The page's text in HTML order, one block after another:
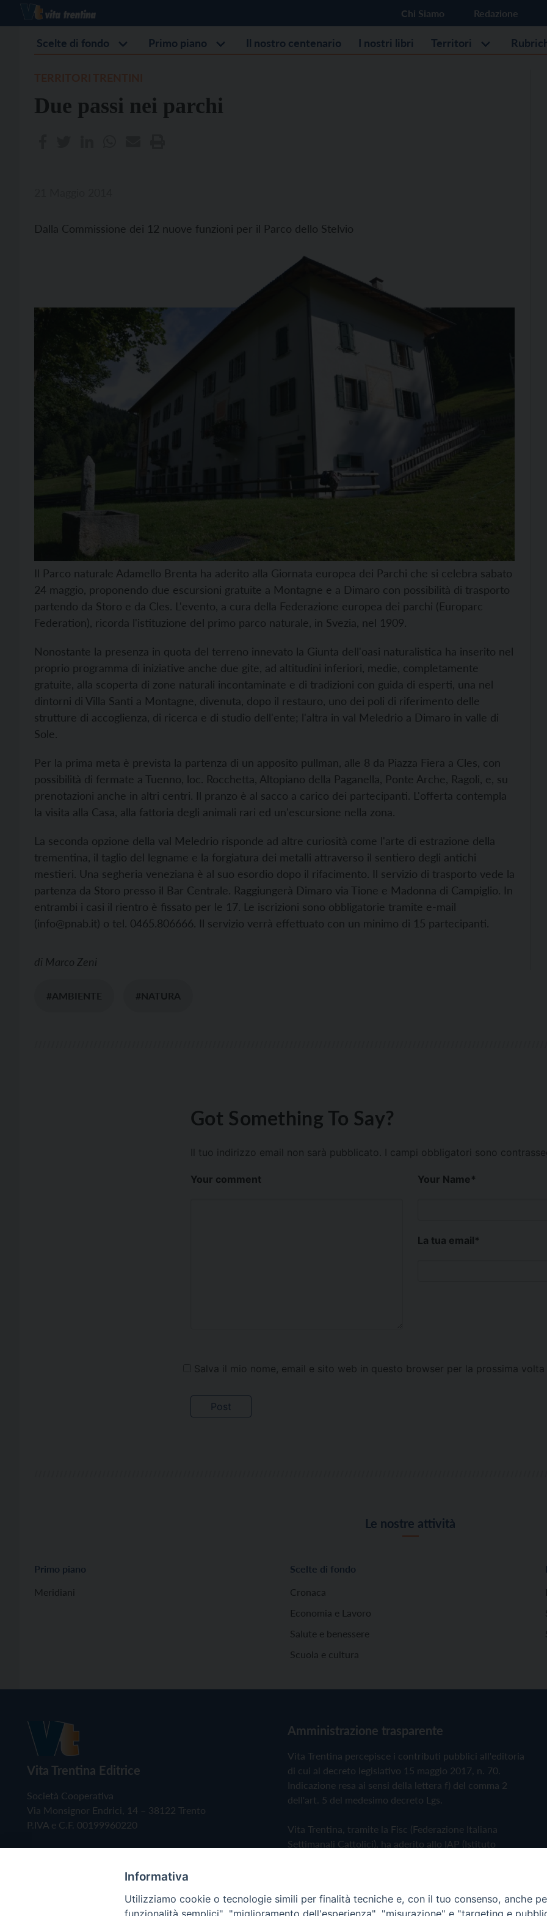
Chi Siamo Redazione
Scelte di fondo Primo piano Il nostro centenario I nostri libri Territori
Due passi nei parchi
Dalla Commissione dei 12 nuove funzioni per il Parco dello Stelvio
Il Parco naturale Adamello Brenta ha aderito alla Giornata europea dei Parchi che si celebra sabato
24 maggio, proponendo due escursioni gratuite a Montagne e a Dimaro con possibilità di trasporto
partendo da Storo e da Cles. L'evento, a cura della Federazione europea dei parchi (Europarc
Federation), ricorda l'istituzione del primo parco naturale, in Svezia, nel 1909.
Nonostante la presenza in quota del terreno innevato la Giunta dell'oasi naturalistica ha inserito nel
proprio programma di iniziative anche due gite, ad altitudini inferiori, medie, completamente
gratuite, alla scoperta di zone naturali incontaminate e di tradizioni con guida di esperti, una nel
dintorni di Villa Santi a Montagne, divenuta, dopo il restauro, uno dei poli di riferimento delle
strutture di accoglienza, di ricerca e di studio dell'ente; l'altra in val Meledrio a Dimaro in valle di
Sole.
Per la prima meta è prevista la partenza di un apposito pullman, alle 8 da Piazza Fiera a Cles, con
possibilità di fermate a Tuenno, loc. Rocchetta, Altopiano della Paganella, Ponte Arche, Ragoli, e, su
prenotazioni anche in altri centri. Il pranzo è al sacco a carico dei partecipanti. L'offerta contempla
la visita alla Casa, alla fattoria degli animali rari ed un'escursione nella zona.
La seconda opzione della val Meledrio risponde ad altre curiosità come l'arte di estrazione della
trementina, il taglio del legname e la forgiatura dei metalli attraverso il sentiero degli antichi
mestieri. Una segheria veneziana è al suo esordio dopo il rifacimento. Il servizio di trasporto vede la
partenza da Storo presso il Bar Centrale. Raggiungerà Dimaro via Tione e Madonna di Campiglio. In
entrambi i casi il rientro è fissato per le 17. Le iscrizioni sono obbligatorie tramite e-mail
(info@pnab.it) o tel. 0465.806666. Il servizio verrà effettuato con un minimo di 15 partecipanti.
di Marco Zeni
#AMBIENTE #NATURA
Got Something To Say?
Il tuo indirizzo email non sarà pubblicato. I campi obbligatori sono
Your comment Your Name*
La tua email*
Salva il mio nome, email e sito web in questo browser per la prossima volta
Le nostre attività
Primo piano
Meridiani
Scelte di fondo
Cronaca
Economia e Lavoro
Salute e benessere
Scuola e cultura
Vita Trentina Editrice
Società Cooperativa
Via Monsignor Endrici, 14 – 38122 Trento
P.IVA e C.F. 00199960220
Amministrazione trasparente
Vita Trentina percepisce i contributi pubblici all'editoria
di cui al decreto legislativo 15 maggio 2017, n. 70.
Indicazione resa ai sensi della lettera f) del comma 2
dell'art. 5 del medesimo decreto Lgs.
Vita Trentina, tramite la Fisc (Federazione Italiana
Settimanali Cattolici), ha aderito allo IAP (Istituto
Privacy Policy Cookie Policy
Informativa
Utilizziamo cookie o tecnologie simili per finalità tecniche e, con il tuo consenso, anche